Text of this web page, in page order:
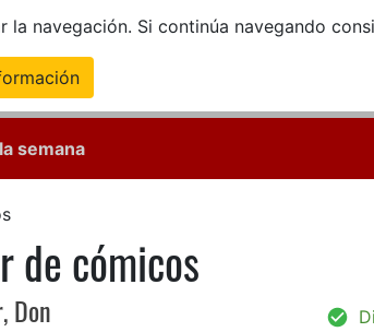
navegación. Si continúa navegando
semana
de cómicos
Don